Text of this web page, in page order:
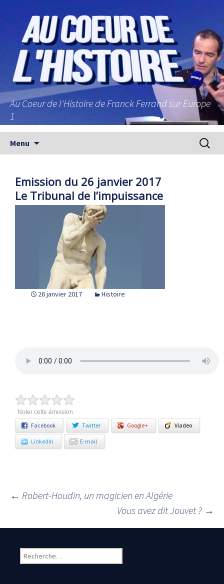
Au Coeur de l'Histoire de Franck Ferrand sur Europe
1
Menu
Emission du 26 janvier 2017
Le Tribunal de l’impuissance
26 janvier 2017 Histoire
Noter cette émission
Facebook Twitter Google+ Viadeo
LinkedIn E-mail
Navigation des articles
← Robert-Houdin, un magicien en Algérie
Vous avez dit Jouvet ? →
Rechercher :